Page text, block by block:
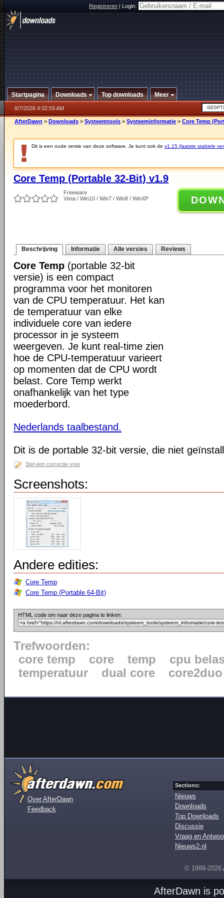
Registreren|Login:
Startpagina Downloads Top downloads Meer
8/7/2026 4:02:59 AM
AfterDawn > Downloads > Systeemtools > Systeeminformatie > Core Temp
Dit is een oude versie van deze software. Je kunt ook de v1.15 (laatste stabiele
Core Temp (Portable 32-Bit) v1.9
Freeware
Vista / Win10 / Win7 / Win8 / WinXP
Beschrijving Informatie Alle versies Reviews
Core Temp (portable 32-bit
versie) is een compact
programma voor het monitoren
van de CPU temperatuur. Het kan
de temperatuur van elke
individuele core van iedere
processor in je systeem
weergeven. Je kunt real-time zien
hoe de CPU-temperatuur varieert
op momenten dat de CPU wordt
belast. Core Temp werkt
onafhankelijk van het type
moederbord.
Nederlands taalbestand.
Dit is de portable 32-bit versie, die niet
Stel een correctie voor
Screenshots:
Andere edities:
Core Temp
Core Temp (Portable 64-Bit)
HTML code om naar deze pagina te linken:
Trefwoorden:
core temp
core temp
cpu
temperatuur
dual core core2duo
Over AfterDawn
Feedback
Sections:
Nieuws
Downloads
Top Downloads
Discussie
Vraag en
Nieuws2.nl
© 1999-2026
AfterDawn is